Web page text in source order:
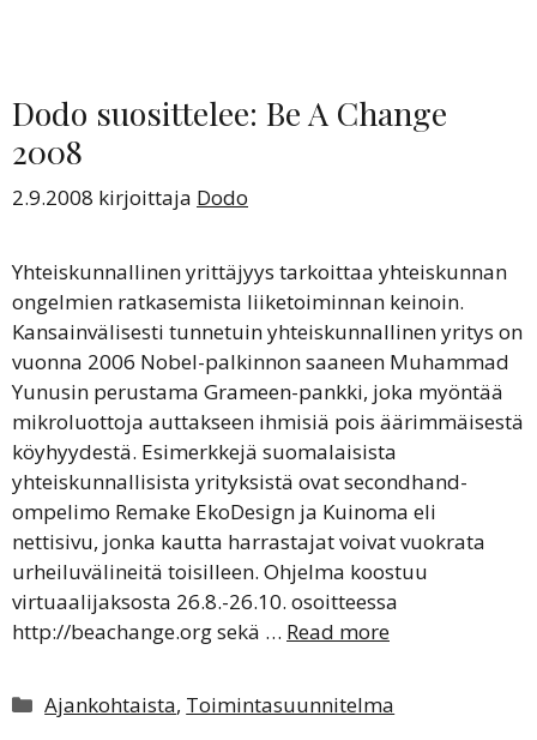
Dodo suosittelee: Be A Change
2008
2.9.2008 kirjoittaja Dodo
Yhteiskunnallinen yrittäjyys tarkoittaa yhteiskunnan
ongelmien ratkasemista liiketoiminnan keinoin.
Kansainvälisesti tunnetuin yhteiskunnallinen yritys on
vuonna 2006 Nobel-palkinnon saaneen Muhammad
Yunusin perustama Grameen-pankki, joka myöntää
mikroluottoja auttakseen ihmisiä pois äärimmäisestä
köyhyydestä. Esimerkkejä suomalaisista
yhteiskunnallisista yrityksistä ovat secondhand-
ompelimo Remake EkoDesign ja Kuinoma eli
nettisivu, jonka kautta harrastajat voivat vuokrata
urheiluvälineitä toisilleen. Ohjelma koostuu
virtuaalijaksosta 26.8.-26.10. osoitteessa
http://beachange.org sekä … Read more
Kategoriat
Ajankohtaista, Toimintasuunnitelma